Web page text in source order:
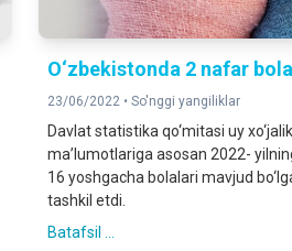
O‘zbekistonda 2 nafar
23/06/2022 • So'nggi yangiliklar
Davlat statistika qo‘mitasi uy
ma’lumotlariga asosan 2022-
16 yoshgacha bolalari mavjud
tashkil etdi.
Batafsil ...